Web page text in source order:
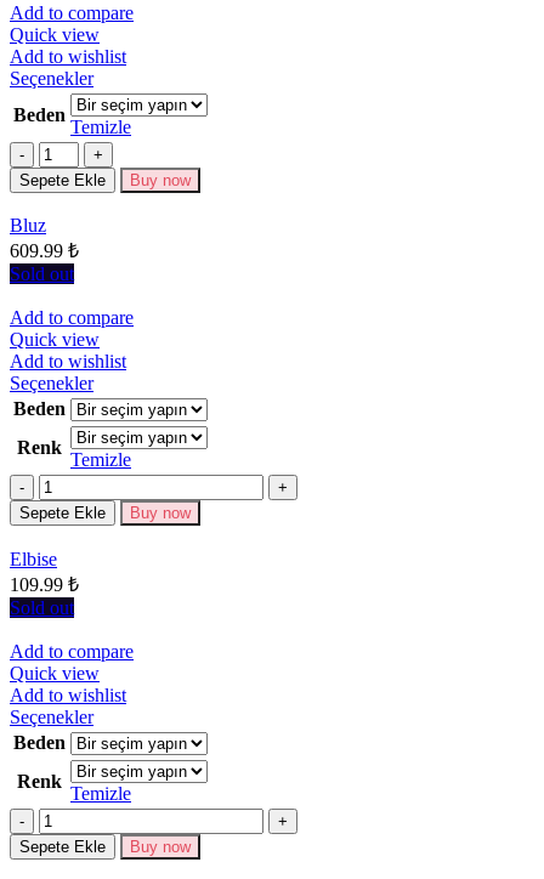
Add to compare
Quick view
Add to wishlist
SeçeneklerBu
ürünün
birden
fazla
varyasyonu
var.
Beden
Temizle
Miktar
Sepete Ekle Buy now
Bluz
609.99 ₺
Sold out
Add to compare
Quick view
Add to wishlist
SeçeneklerBu
ürünün
birden
fazla
varyasyonu
Seçenekler
Beden
Renk
Temizle
Miktar
Sepete Ekle Buy now
Elbise
109.99 ₺
Sold out
Add to compare
Quick view
Add to wishlist
SeçeneklerBu
ürünün
birden
fazla
varyasyonu
Seçenekler
Beden
Renk
Temizle
Miktar
Sepete Ekle Buy now